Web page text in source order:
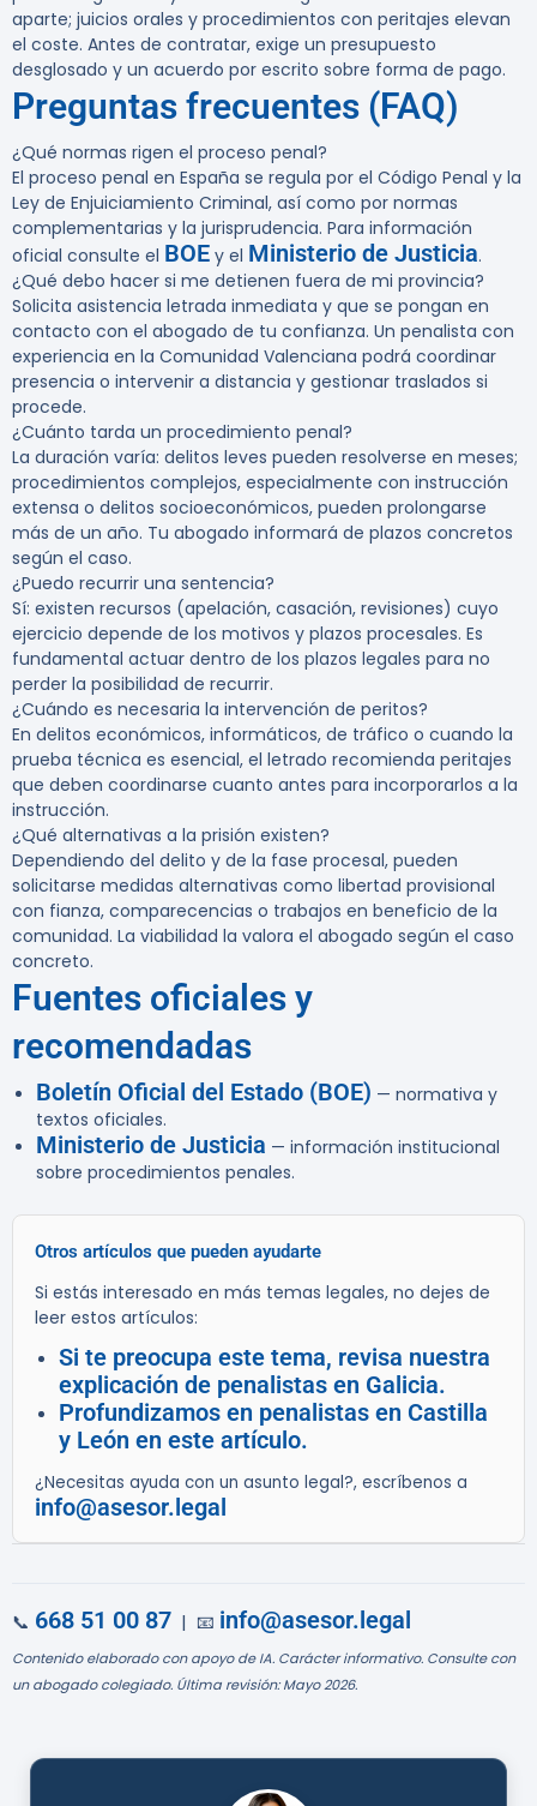
aparte; juicios orales y procedimientos con peritajes elevan
el coste. Antes de contratar, exige un presupuesto
desglosado y un acuerdo por escrito sobre forma de pago.
Preguntas frecuentes (FAQ)
¿Qué normas rigen el proceso penal?
El proceso penal en España se regula por el Código Penal y la
Ley de Enjuiciamiento Criminal, así como por normas
complementarias y la jurisprudencia. Para información
oficial consulte el BOE y el Ministerio de Justicia.
¿Qué debo hacer si me detienen fuera de mi provincia?
Solicita asistencia letrada inmediata y que se pongan en
contacto con el abogado de tu confianza. Un penalista con
experiencia en la Comunidad Valenciana podrá coordinar
presencia o intervenir a distancia y gestionar traslados si
procede.
¿Cuánto tarda un procedimiento penal?
La duración varía: delitos leves pueden resolverse en meses;
procedimientos complejos, especialmente con instrucción
extensa o delitos socioeconómicos, pueden prolongarse
más de un año. Tu abogado informará de plazos concretos
según el caso.
¿Puedo recurrir una sentencia?
Sí: existen recursos (apelación, casación, revisiones) cuyo
ejercicio depende de los motivos y plazos procesales. Es
fundamental actuar dentro de los plazos legales para no
perder la posibilidad de recurrir.
¿Cuándo es necesaria la intervención de peritos?
En delitos económicos, informáticos, de tráfico o cuando la
prueba técnica es esencial, el letrado recomienda peritajes
que deben coordinarse cuanto antes para incorporarlos a la
instrucción.
¿Qué alternativas a la prisión existen?
Dependiendo del delito y de la fase procesal, pueden
solicitarse medidas alternativas como libertad provisional
con fianza, comparecencias o trabajos en beneficio de la
comunidad. La viabilidad la valora el abogado según el caso
concreto.
Fuentes oficiales y
recomendadas
Boletín Oficial del Estado (BOE) — normativa y
textos oficiales.
Ministerio de Justicia — información institucional
sobre procedimientos penales.
Otros artículos que pueden ayudarte
Si estás interesado en más temas legales, no dejes de
leer estos artículos:
Si te preocupa este tema, revisa nuestra
explicación de penalistas en Galicia.
Profundizamos en penalistas en Castilla
y León en este artículo.
¿Necesitas ayuda con un asunto legal?, escríbenos a
info@asesor.legal
📞 668 51 00 87 | 📧 info@asesor.legal
Contenido elaborado con apoyo de IA. Carácter informativo. Consulte con
un abogado colegiado. Última revisión: Mayo 2026.